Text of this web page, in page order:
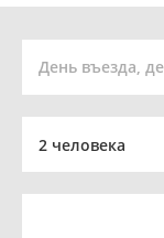
День въезда,
2 человека